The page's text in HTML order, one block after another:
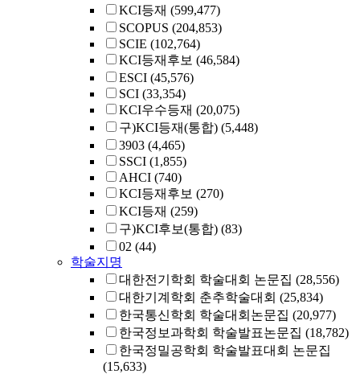
KCI등재 (599,477)
SCOPUS (204,853)
SCIE (102,764)
KCI등재후보 (46,584)
ESCI (45,576)
SCI (33,354)
KCI우수등재 (20,075)
구)KCI등재(통합) (5,448)
3903 (4,465)
SSCI (1,855)
AHCI (740)
KCI등재후보 (270)
KCI등재 (259)
구)KCI후보(통합) (83)
02 (44)
학술지명
대한전기학회 학술대회 논문집 (28,556)
대한기계학회 춘추학술대회 (25,834)
한국통신학회 학술대회논문집 (20,977)
한국정보과학회 학술발표논문집 (18,782)
한국정밀공학회 학술발표대회 논문집
(15,633)